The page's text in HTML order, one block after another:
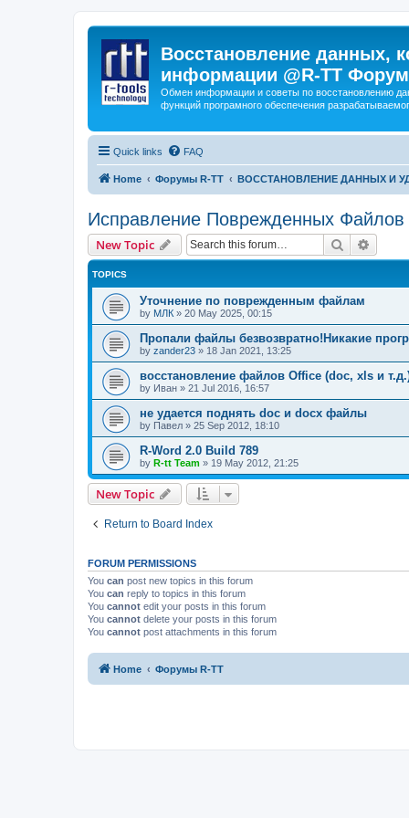
Восстановление данных,
информации @R-TT Форум
Обмен информации и советы по восстановлению
функций програмного обеспечения
Quick links FAQ
Home Форумы R-TT ВОССТАНОВЛЕНИЕ ДАННЫХ И
Исправление Поврежденных Файлов
New Topic Search
TOPICS
Уточнение по поврежденным файлам
by МЛК » 20 May 2025, 00:15
Пропали файлы безвозвратно!Никакие
by zander23 » 18 Jan 2021, 13:25
восстановление файлов Office (doc, xls и
by Иван » 21 Jul 2016, 16:57
не удается поднять doc и docx файлы
by Павел » 25 Sep 2012, 18:10
R-Word 2.0 Build 789
by R-tt Team » 19 May 2012, 21:25
New Topic
Return to Board Index
FORUM PERMISSIONS
You can post new topics in this forum
You can reply to topics in this forum
You cannot edit your posts in this forum
You cannot delete your posts in this forum
You cannot post attachments in this forum
Home Форумы R-TT